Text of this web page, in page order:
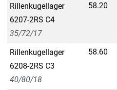
Rillenkugellager
6207-2RS C4
35/72/17
58.20
Rillenkugellager
6208-2RS C3
40/80/18
58.60